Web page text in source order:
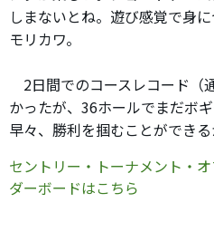
しまないとね。遊び感覚で身
モリカワ。
2日間でのコースレコード（
かったが、36ホールでまだボ
早々、勝利を掴むことができる
セントリー・トーナメント・
ダーボードはこちら